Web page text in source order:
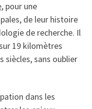
, pour une
de leur histoire
de recherche. Il
19 kilomètres
siècles, sans oublier
dans les